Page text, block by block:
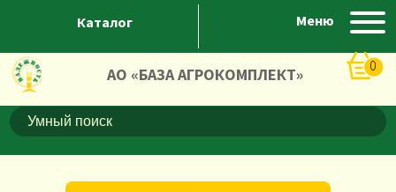
Каталог Меню
АО «БАЗА АГРОКОМПЛЕКТ» 0